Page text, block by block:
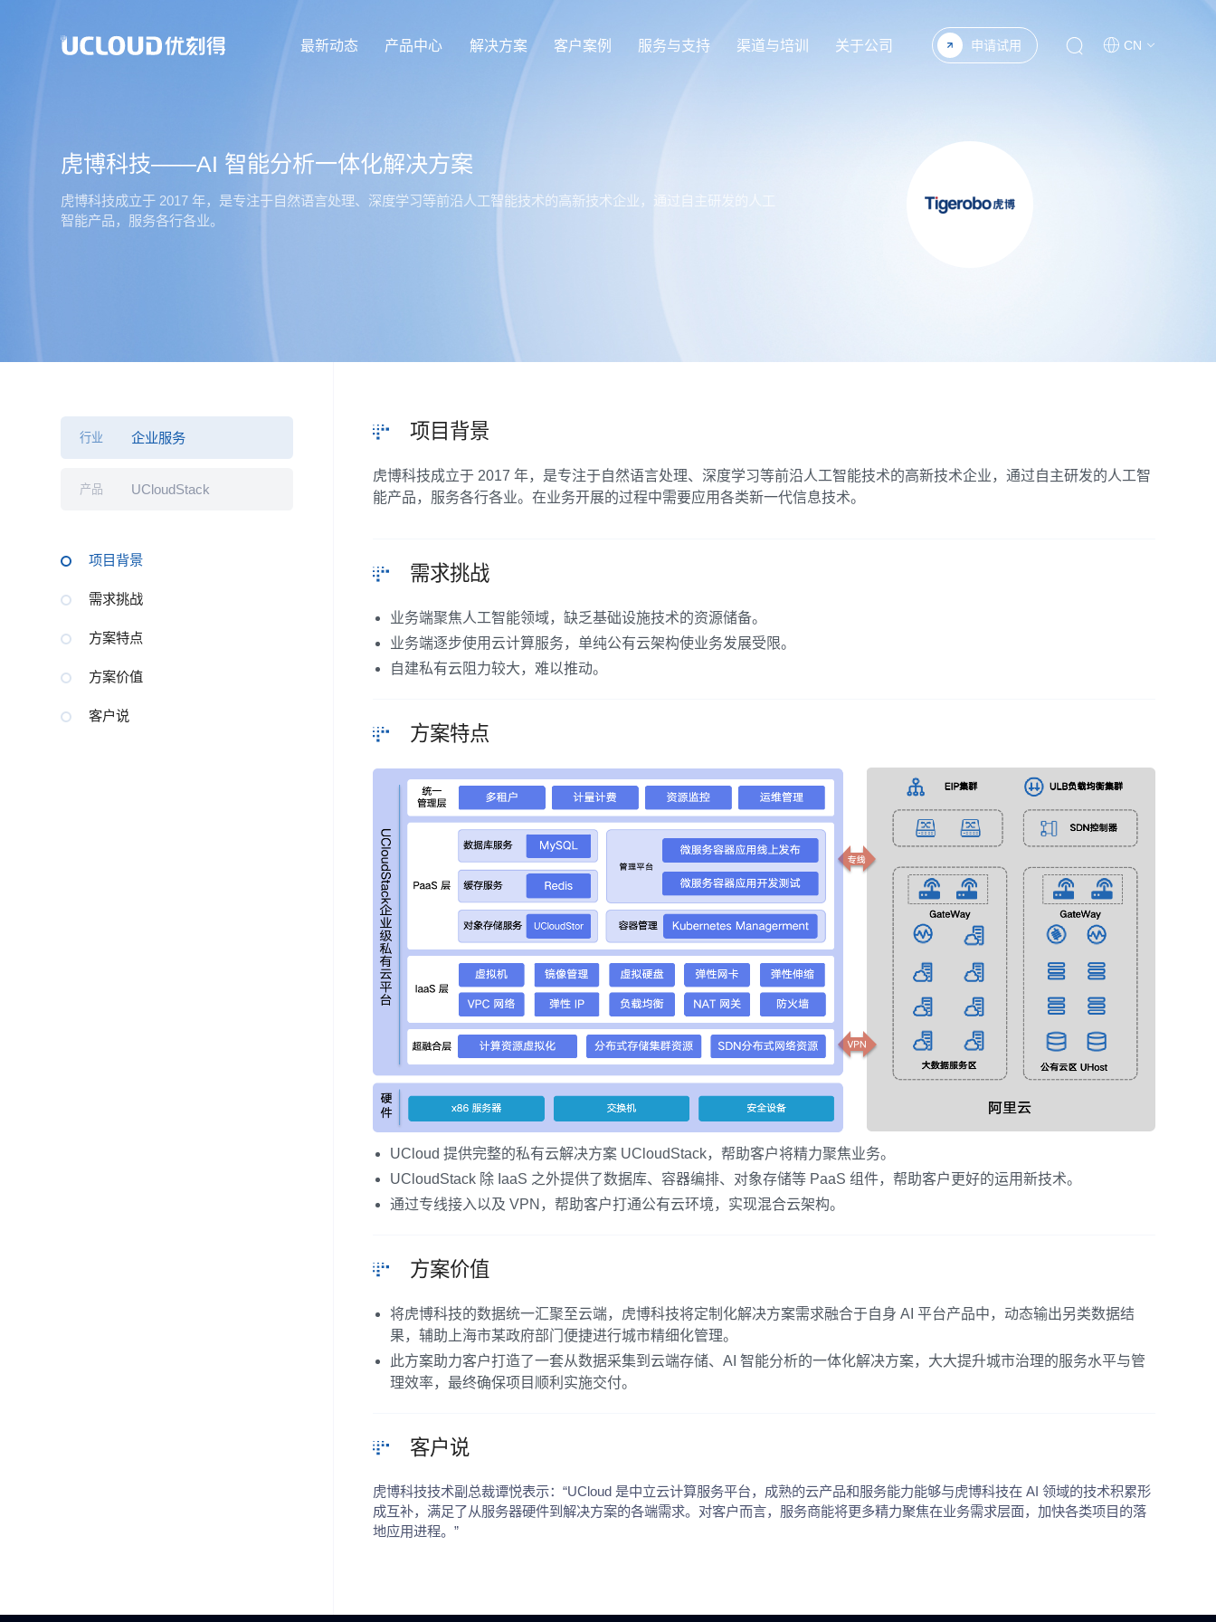
最新动态 产品中心 解决方案 客户案例 服务与支持 渠道与培训 关于公司 申请试用 CN
虎博科技——AI 智能分析一体化解决方案
虎博科技成立于 2017 年，是专注于自然语言处理、深度学习等前沿人工智能技术的高新技术企业，通过自主研发的人工
智能产品，服务各行各业。
行业 企业服务
产品 UCloudStack
项目背景
需求挑战
方案特点
方案价值
客户说
项目背景
虎博科技成立于 2017 年，是专注于自然语言处理、深度学习等前沿人工智能技术的高新技术企业，通过自主研发的人工智
能产品，服务各行各业。在业务开展的过程中需要应用各类新一代信息技术。
需求挑战
业务端聚焦人工智能领域，缺乏基础设施技术的资源储备。
业务端逐步使用云计算服务，单纯公有云架构使业务发展受限。
自建私有云阻力较大，难以推动。
方案特点
UCloud 提供完整的私有云解决方案 UCloudStack，帮助客户将精力聚焦业务。
UCloudStack 除 IaaS 之外提供了数据库、容器编排、对象存储等 PaaS 组件，帮助客户更好的运用新技术。
通过专线接入以及 VPN，帮助客户打通公有云环境，实现混合云架构。
方案价值
将虎博科技的数据统一汇聚至云端，虎博科技将定制化解决方案需求融合于自身 AI 平台产品中，动态输出另类数据结
果，辅助上海市某政府部门便捷进行城市精细化管理。
此方案助力客户打造了一套从数据采集到云端存储、AI 智能分析的一体化解决方案，大大提升城市治理的服务水平与管
理效率，最终确保项目顺利实施交付。
客户说
虎博科技技术副总裁谭悦表示：“UCloud 是中立云计算服务平台，成熟的云产品和服务能力能够与虎博科技在 AI 领域的技术积累形
成互补，满足了从服务器硬件到解决方案的各端需求。对客户而言，服务商能将更多精力聚焦在业务需求层面，加快各类项目的落
地应用进程。”